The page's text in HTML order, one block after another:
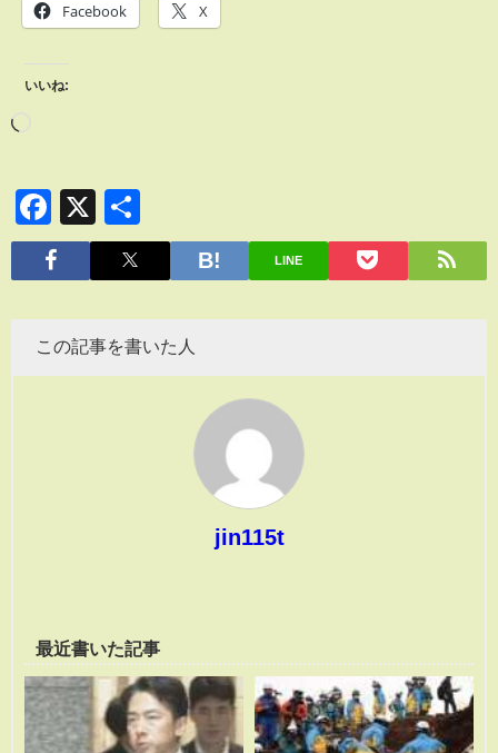
Facebook X
いいね:
Facebook
X
有
LINE
この記事を書いた人
jin115t
最近書いた記事